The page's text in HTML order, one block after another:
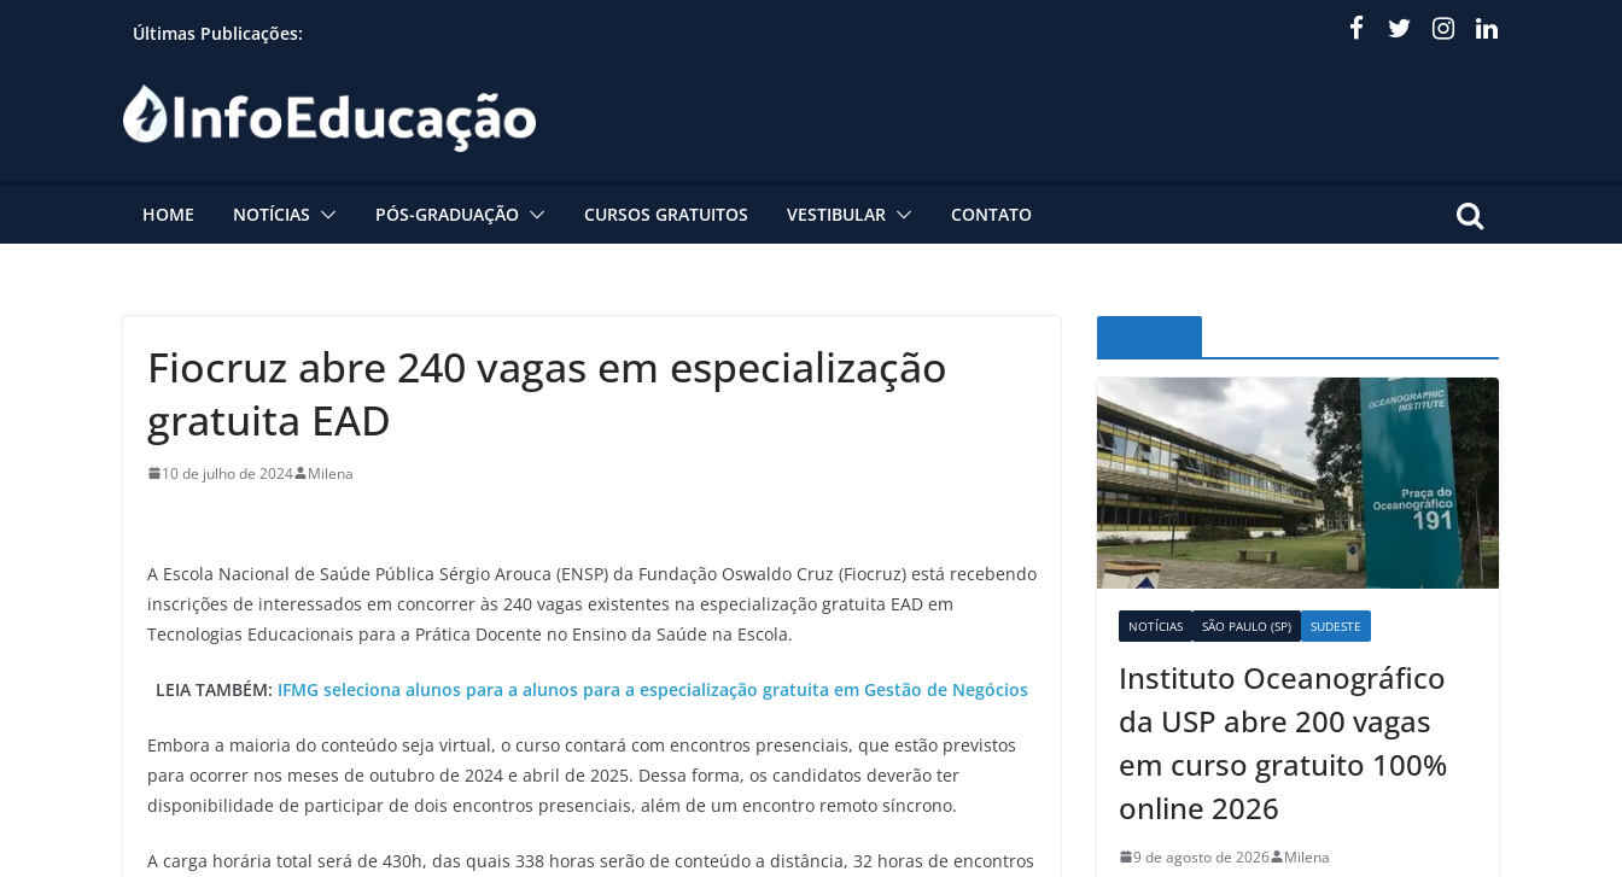
Últimas Publicações:
HOME NOTÍCIAS PÓS-GRADUAÇÃO CURSOS GRATUITOS VESTIBULAR CONTATO
Fiocruz abre 240 vagas em especialização
gratuita EAD
10 de julho de 2024 Milena
A Escola Nacional de Saúde Pública Sérgio Arouca (ENSP) da Fundação Oswaldo Cruz (Fiocruz) está recebendo
inscrições de interessados em concorrer às 240 vagas existentes na especialização gratuita EAD em
Tecnologias Educacionais para a Prática Docente no Ensino da Saúde na Escola.
LEIA TAMBÉM: IFMG seleciona alunos para a alunos para a especialização gratuita em Gestão de Negócios
Embora a maioria do conteúdo seja virtual, o curso contará com encontros presenciais, que estão previstos
para ocorrer nos meses de outubro de 2024 e abril de 2025. Dessa forma, os candidatos deverão ter
disponibilidade de participar de dois encontros presenciais, além de um encontro remoto síncrono.
A carga horária total será de 430h, das quais 338 horas serão de conteúdo a distância, 32 horas de encontros
NOTÍCIAS SÃO PAULO (SP) SUDESTE
Instituto Oceanográfico
da USP abre 200 vagas
em curso gratuito 100%
online 2026
9 de agosto de 2026 Milena